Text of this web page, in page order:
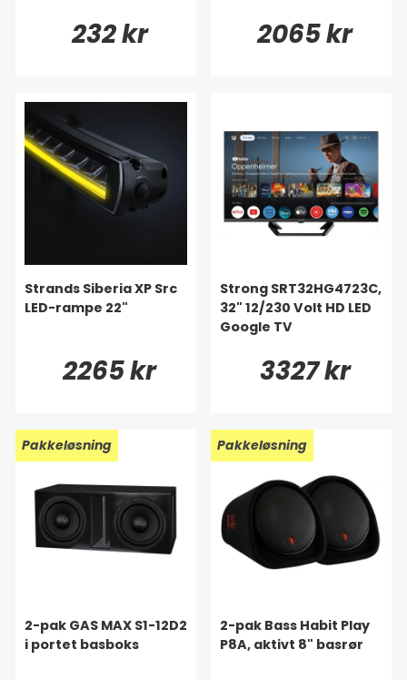
232 kr 2065 kr
Strands Siberia XP Src
LED-rampe 22"
2265 kr
Strong SRT32HG4723C,
32" 12/230 Volt HD LED
Google TV
3327 kr
Pakkeløsning
2-pak GAS MAX S1-12D2
i portet basboks
Pakkeløsning
2-pak Bass Habit Play
P8A, aktivt 8" basrør